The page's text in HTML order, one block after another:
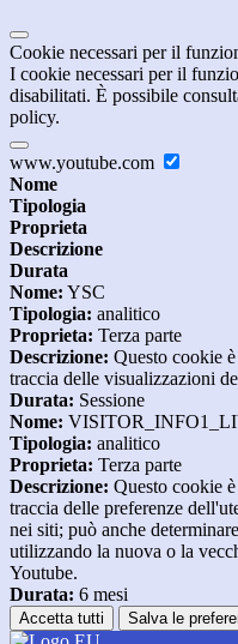
Cookie necessari per il
I cookie necessari per il
disabilitati. È possibile
policy.
www.youtube.com
Nome
Tipologia
Proprieta
Descrizione
Durata
Nome: YSC
Tipologia: analitico
Proprieta: Terza parte
Descrizione: Questo cookie
traccia delle visualizzazioni
Durata: Sessione
Nome:
Tipologia: analitico
Proprieta: Terza parte
Descrizione: Questo cookie
traccia delle preferenze
nei siti; può anche
utilizzando la nuova o la
Youtube.
Durata: 6 mesi
Accetta tutti Salva le